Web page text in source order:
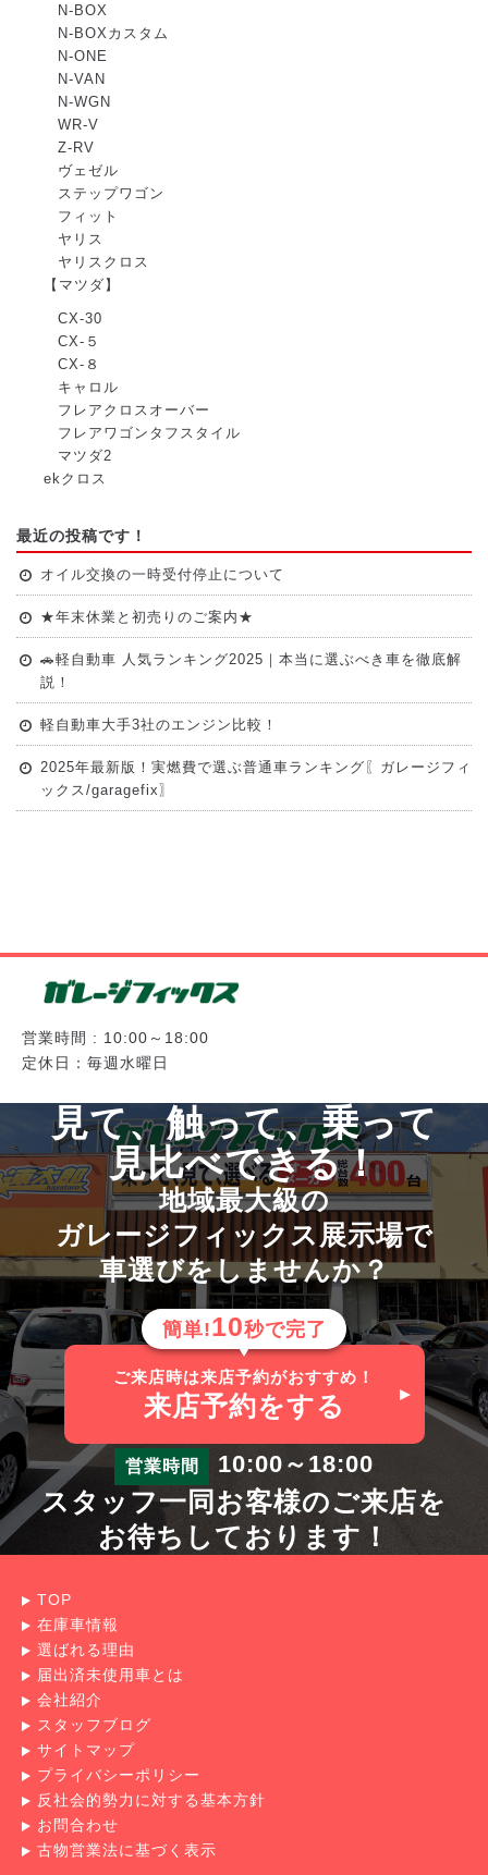
N-BOX
N-BOXカスタム
N-ONE
N-VAN
N-WGN
WR-V
Z-RV
ヴェゼル
ステップワゴン
フィット
ヤリス
ヤリスクロス
【マツダ】
CX-30
CX-５
CX-８
キャロル
フレアクロスオーバー
フレアワゴンタフスタイル
マツダ2
ekクロス
最近の投稿です！
オイル交換の一時受付停止について
★年末休業と初売りのご案内★
🚗軽自動車 人気ランキング2025｜本当に選ぶべき車を徹底解
説！
軽自動車大手3社のエンジン比較！
2025年最新版！実燃費で選ぶ普通車ランキング〖ガレージフィ
ックス/garagefix〗
営業時間 : 10:00～18:00
定休日：毎週水曜日
見て、触って、乗って
見比べできる！
地域最大級の
ガレージフィックス展示場で
車選びをしませんか？
簡単!10秒で完了
ご来店時は来店予約がおすすめ！
来店予約をする
営業時間 10:00～18:00
スタッフ一同お客様のご来店を
お待ちしております！
TOP
在庫車情報
選ばれる理由
届出済未使用車とは
会社紹介
スタッフブログ
サイトマップ
プライバシーポリシー
反社会的勢力に対する基本方針
お問合わせ
古物営業法に基づく表示